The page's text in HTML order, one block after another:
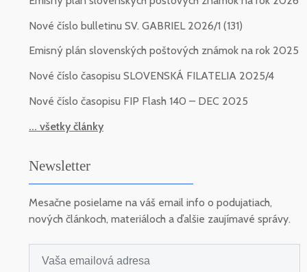
Nové číslo bulletinu SV. GABRIEL 2026/1 (131)
Emisný plán slovenských poštových známok na rok 2025
Nové číslo časopisu SLOVENSKÁ FILATELIA 2025/4
Nové číslo časopisu FIP Flash 140 – DEC 2025
... všetky články
Newsletter
Mesačne posielame na váš email info o podujatiach,
nových článkoch, materiáloch a ďalšie zaujímavé správy.